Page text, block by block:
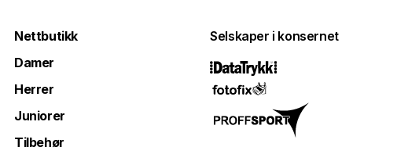
Nettbutikk
Damer
Herrer
Juniorer
Tilbehør
Selskaper i konsernet